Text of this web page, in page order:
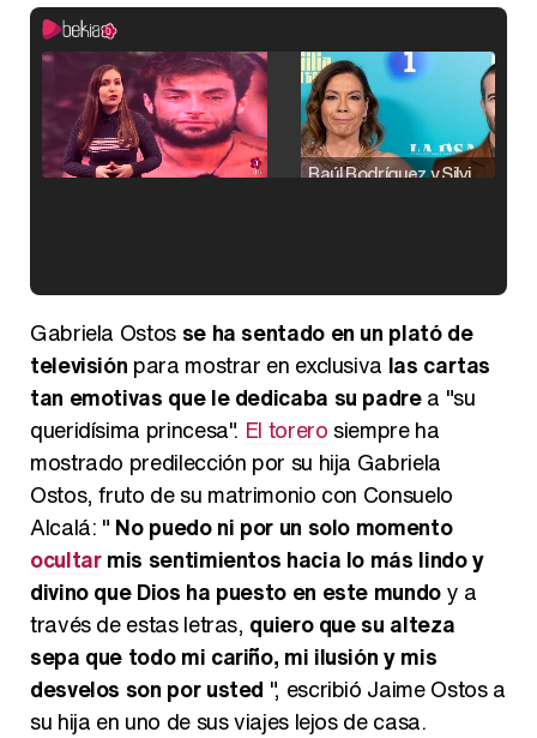
Raúl Rodríguez y Silvia Taulés nos cuentan su papel en 'La familia de la tele'
Gabriela Ostos se ha sentado en un plató de
televisión para mostrar en exclusiva las cartas
tan emotivas que le dedicaba su padrea "su
queridísima princesa". El torero siempre ha
mostrado predilección por su hija Gabriela
Ostos, fruto de su matrimonio con Consuelo
Alcalá: " No puedo ni por un solo momento
ocultarmis sentimientos hacia lo más lindo y
divino que Dios ha puesto en este mundoy a
través de estas letras, quiero que su alteza
sepa que todo mi cariño, mi ilusión y mis
desvelos son por usted ", escribió Jaime Ostos a
su hija en uno de sus viajes lejos de casa.